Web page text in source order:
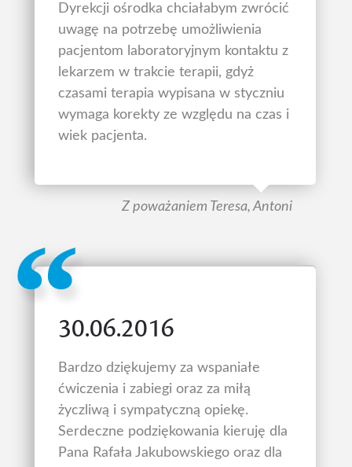
Dyrekcji ośrodka chciałabym zwrócić
uwagę na potrzebę umożliwienia
pacjentom laboratoryjnym kontaktu z
lekarzem w trakcie terapii, gdyż
czasami terapia wypisana w styczniu
wymaga korekty ze względu na czas i
wiek pacjenta.
Z poważaniem Teresa, Antoni
30.06.2016
Bardzo dziękujemy za wspaniałe
ćwiczenia i zabiegi oraz za miłą
życzliwą i sympatyczną opiekę.
Serdeczne podziękowania kieruję dla
Pana Rafała Jakubowskiego oraz dla